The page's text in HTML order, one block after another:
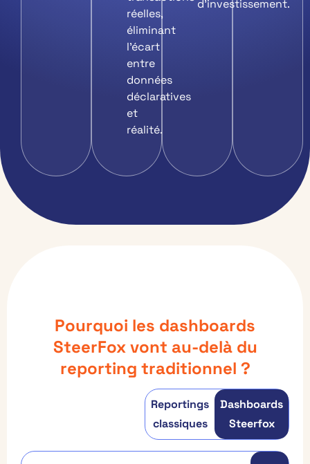
réelles,
éliminant
l’écart
entre
données
déclaratives
et
réalité.
d’investissement.
Pourquoi les dashboards
SteerFox vont au-delà du
reporting traditionnel ?
Reportings
classiques
Dashboards
Steerfox